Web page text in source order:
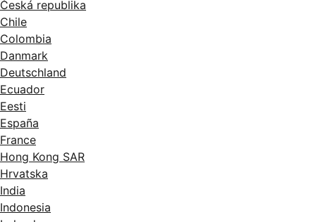
Česká republika
Chile
Colombia
Danmark
Deutschland
Ecuador
Eesti
España
France
Hong Kong SAR
Hrvatska
India
Indonesia